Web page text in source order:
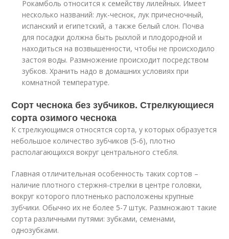
Рокамболь относится к семейству лилейных. Имеет
несколько названий: лук-чеснок, лук причесночный,
испанский и египетский, а также белый слон. Почва
для посадки должна быть рыхлой и плодородной и
находиться на возвышенности, чтобы не происходило
застоя воды. Размножение происходит посредством
зубков. Хранить надо в домашних условиях при
комнатной температуре.
Сорт чеснока без зубчиков. Стрелкующиеся
сорта озимого чеснока
К стрелкующимся относятся сорта, у которых образуется
небольшое количество зубчиков (5-6), плотно
располагающихся вокруг центрального стебля.
Главная отличительная особенность таких сортов –
наличие плотного стержня-стрелки в центре головки,
вокруг которого плотненько расположены крупные
зубчики. Обычно их не более 5-7 штук. Размножают такие
сорта различными путями: зубками, семенами,
однозубками.